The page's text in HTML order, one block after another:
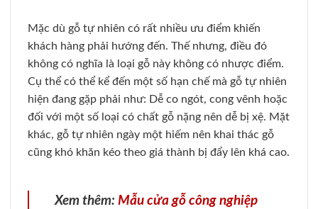
Mặc dù gỗ tự nhiên có rất nhiều ưu điểm khiến
khách hàng phải hướng đến. Thế nhưng, điều đó
không có nghĩa là loại gỗ này không có nhược điểm.
Cụ thể có thể kể đến một số hạn chế mà gỗ tự nhiên
hiện đang gặp phải như: Dễ co ngót, cong vênh hoặc
đối với một số loại có chất gỗ nặng nên dễ bị xệ. Mặt
khác, gỗ tự nhiên ngày một hiếm nên khai thác gỗ
cũng khó khăn kéo theo giá thành bị đẩy lên khá cao.
Xem thêm: Mẫu cửa gỗ công nghiệp